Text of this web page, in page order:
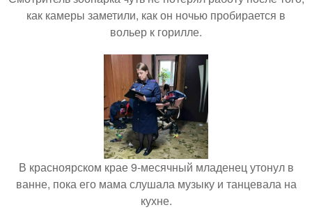
как камеры заметили, как он ночью пробирается в
вольер к горилле.
В красноярском крае 9-месячный младенец утонул в
ванне, пока его мама слушала музыку и танцевала на
кухне.